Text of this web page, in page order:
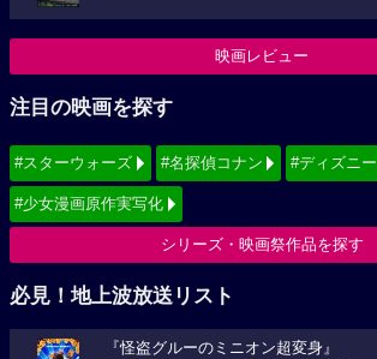
映画レビュー
注目の映画を探す
#スターウォーズ #名探偵コナン #ディズニー
#少女漫画原作実写化
シリーズ・映画祭作品を探す
必見！地上波放送リスト
『怪盗グルーのミニオン超変身』